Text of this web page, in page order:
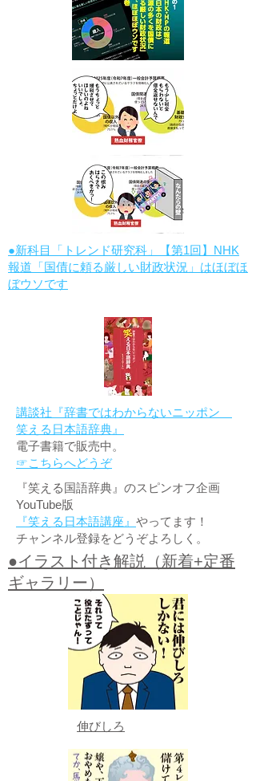
●新科目「トレンド研究科」【第1回】NHK
報道「国債に頼る厳しい財政状況」はほぼほ
ぼウソです
講談社『辞書ではわからないニッポン
笑える日本語辞典』
電子書籍で販売中。
☞こちらへどうぞ
『笑える国語辞典』のスピンオフ企画
YouTube版
『笑える日本語講座』 やってます！
チャンネル登録をどうぞよろしく。
●イラスト付き解説（新着+定番
ギャラリー）
伸びしろ